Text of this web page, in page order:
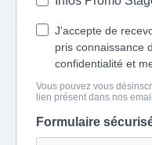
J'accepte de
pris connaissance
confidentialité et
Vous pouvez vous
lien présent dans nos
Formulaire